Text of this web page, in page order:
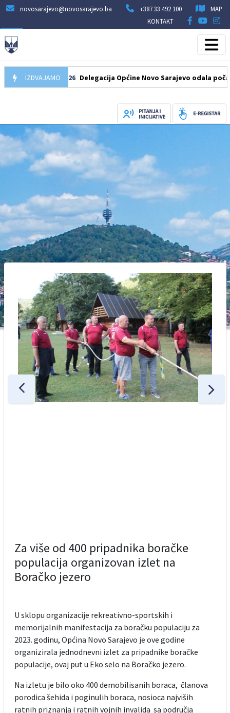
novosarajevo@novosarajevo.ba +387 33 492 100
MAP
KONTAKT
IZDVAJAMO
07.08.2026 Delegacija Općine Novo Sarajevo odala počast
Za više od 400 pripadnika boračke
populacija organizovan izlet na
Boračko jezero
U sklopu organizacije rekreativno-sportskih i
memorijalnih manifestacija za boračku populaciju za
2023. godinu, Općina Novo Sarajevo je ove godine
organizirala jednodnevni izlet za pripadnike boračke
populacije, ovaj put u Eko selo na Boračko jezero.
Na izletu je bilo oko 400 demobilisanih boraca, članova
porodica šehida i poginulih boraca, nosioca najviših
ratnih priznanja i ratnih vojnih invalida sa područja